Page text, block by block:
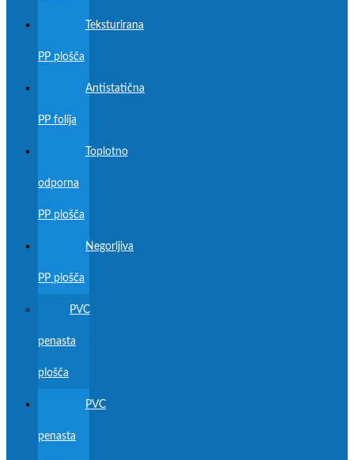
Teksturirana
PP plošča
Antistatična
PP folija
Toplotno
odporna
PP plošča
Negorljiva
PP plošča
PVC
penasta
plošča
PVC
penasta